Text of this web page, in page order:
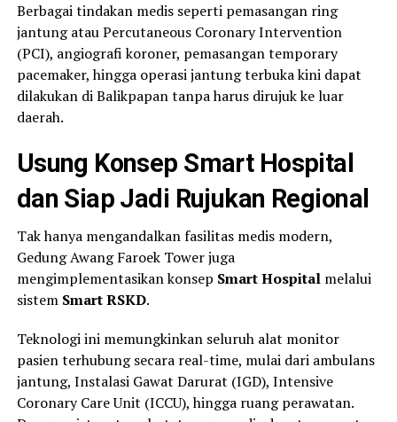
Berbagai tindakan medis seperti pemasangan ring
jantung atau Percutaneous Coronary Intervention
(PCI), angiografi koroner, pemasangan temporary
pacemaker, hingga operasi jantung terbuka kini dapat
dilakukan di Balikpapan tanpa harus dirujuk ke luar
daerah.
Usung Konsep Smart Hospital
dan Siap Jadi Rujukan Regional
Tak hanya mengandalkan fasilitas medis modern,
Gedung Awang Faroek Tower juga
mengimplementasikan konsep Smart Hospitalmelalui
sistem Smart RSKD.
Teknologi ini memungkinkan seluruh alat monitor
pasien terhubung secara real-time, mulai dari ambulans
jantung, Instalasi Gawat Darurat (IGD), Intensive
Coronary Care Unit (ICCU), hingga ruang perawatan.